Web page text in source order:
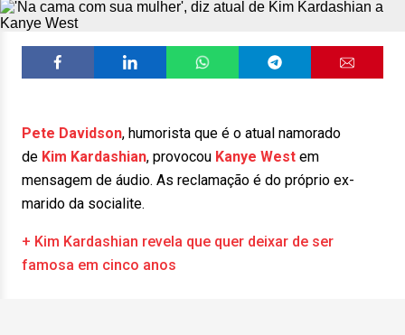
Pete Davidson, humorista que é o atual namorado
de Kim Kardashian, provocou Kanye West em
mensagem de áudio. As reclamação é do próprio ex-
marido da socialite.
+ Kim Kardashian revela que quer deixar de ser
famosa em cinco anos